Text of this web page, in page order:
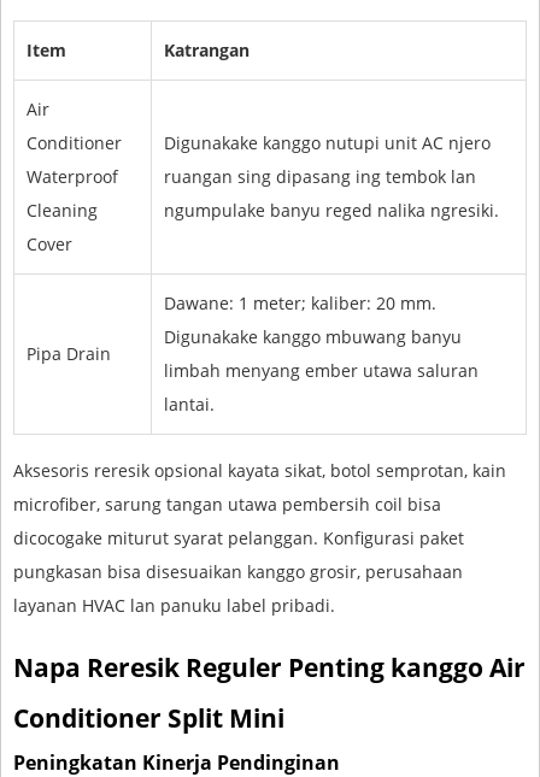
Item Katrangan
Air
Conditioner
Waterproof
Cleaning
Cover
Digunakake kanggo nutupi unit AC njero
ruangan sing dipasang ing tembok lan
ngumpulake banyu reged nalika ngresiki.
Pipa Drain
Dawane: 1 meter; kaliber: 20 mm.
Digunakake kanggo mbuwang banyu
limbah menyang ember utawa saluran
lantai.
Aksesoris reresik opsional kayata sikat, botol semprotan, kain
microfiber, sarung tangan utawa pembersih coil bisa
dicocogake miturut syarat pelanggan. Konfigurasi paket
pungkasan bisa disesuaikan kanggo grosir, perusahaan
layanan HVAC lan panuku label pribadi.
Napa Reresik Reguler Penting kanggo Air
Conditioner Split Mini
Peningkatan Kinerja Pendinginan